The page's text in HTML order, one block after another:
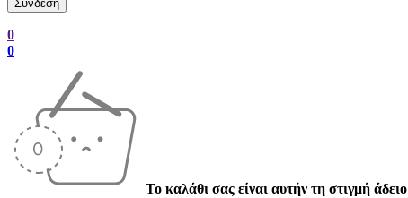
0
0
Το καλάθι σας είναι αυτήν τη στιγμή άδειο